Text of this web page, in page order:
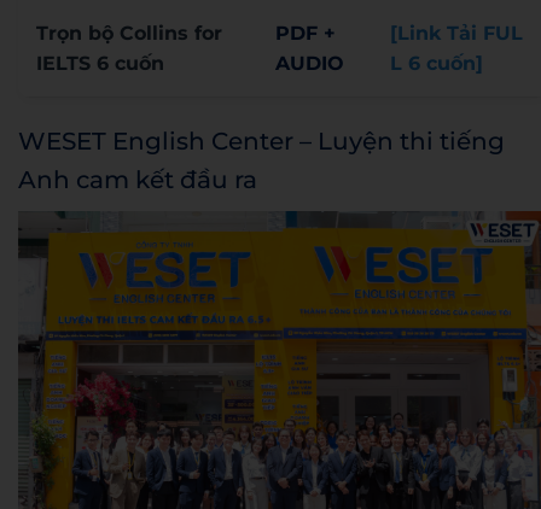
Trọn bộ Collins for
IELTS 6 cuốn
PDF +
AUDIO
[Link Tải FUL
L 6 cuốn]
WESET English Center – Luyện thi tiếng
Anh cam kết đầu ra